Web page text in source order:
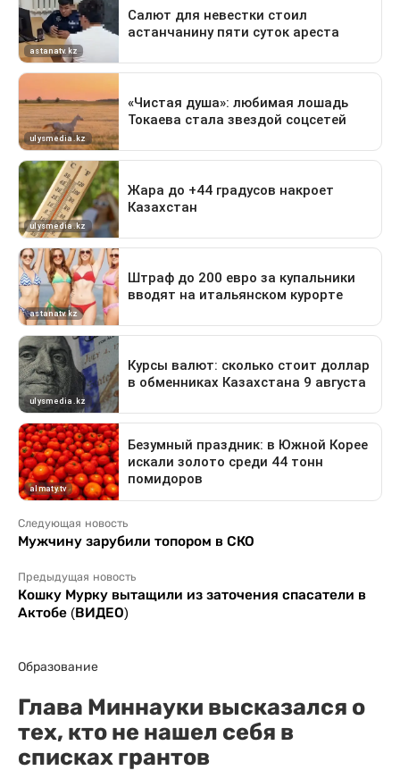
Следующая новость
Мужчину зарубили топором в СКО
Предыдущая новость
Кошку Мурку вытащили из заточения спасатели в
Актобе (ВИДЕО)
Образование
Глава Миннауки высказался о
тех, кто не нашел себя в
списках грантов